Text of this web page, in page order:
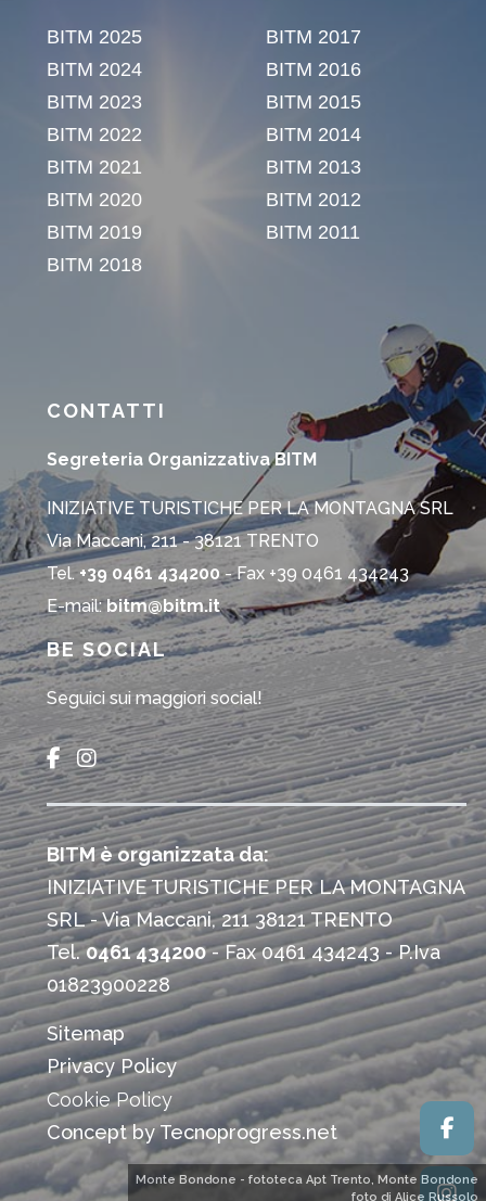
Monte Bondone - fototeca Apt Trento, Monte Bondone
foto di Alice Russolo
BE SOCIAL
Seguici sui maggiori social!
CONTATTI
Segreteria Organizzativa BITM
INIZIATIVE TURISTICHE PER LA MONTAGNA SRL
Via Maccani, 211 - 38121 TRENTO
Tel.+39 0461 434200- Fax +39 0461 434243
E-mail:bitm@bitm.it
BITM è organizzata da:
INIZIATIVE TURISTICHE PER LA MONTAGNA
SRL - Via Maccani, 211 38121 TRENTO
Tel.0461 434200- Fax 0461 434243 - P.Iva
01823900228
Sitemap
Privacy Policy
Cookie Policy
Concept by Tecnoprogress.net